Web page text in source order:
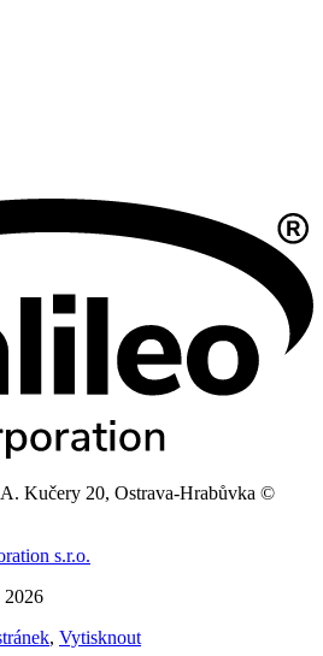
Kučery 20, Ostrava-Hrabůvka ©
s.r.o.
2026
, Vytisknout